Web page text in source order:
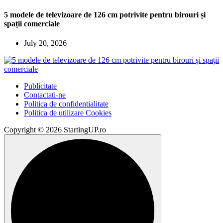
5 modele de televizoare de 126 cm potrivite pentru birouri și
spații comerciale
July 20, 2026
Publicitate
Contactati-ne
Politica de confidentialitate
Politica de utilizare Cookies
Copyright © 2026 StartingUP.ro